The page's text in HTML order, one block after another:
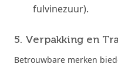
fulvinezuur).
5. Verpakking en
Betrouwbare merken